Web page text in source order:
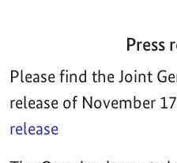
Press
Please find the Joint
release of November
release